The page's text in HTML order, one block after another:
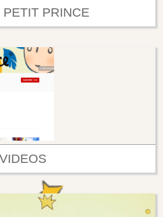
PETIT PRINCE